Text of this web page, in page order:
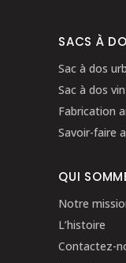
SACS À
Sac à dos
Sac à dos
Fabrication
Savoir-faire
QUI
Notre
L’histoire
Contactez-